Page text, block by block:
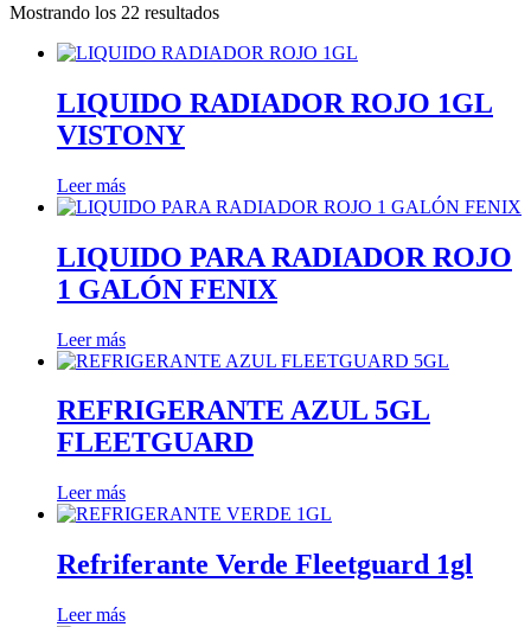
Mostrando los 22 resultados
LIQUIDO RADIADOR ROJO 1GL
VISTONY
Leer más
LIQUIDO PARA RADIADOR ROJO
1 GALÓN FENIX
Leer más
REFRIGERANTE AZUL 5GL
FLEETGUARD
Leer más
Refriferante Verde Fleetguard 1gl
Leer más